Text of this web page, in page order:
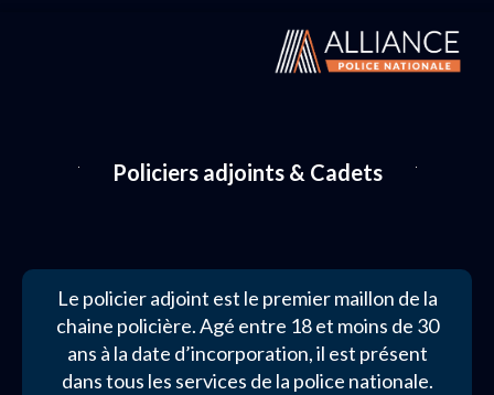
Policiers adjoints & Cadets
Le policier adjoint est le premier maillon de la
chaine policière. Agé entre 18 et moins de 30
ans à la date d’incorporation, il est présent
dans tous les services de la police nationale.